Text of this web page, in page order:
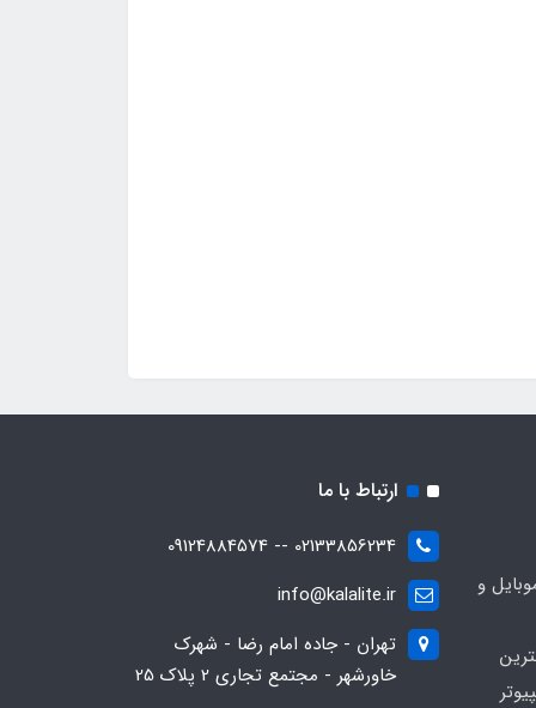
و
ارتباط با ما
02133856234 -- 09124884574
info@kalalite.ir
تهران - جاده امام رضا - شهرک
خاورشهر - مجتمع تجاری 2 پلاک 25